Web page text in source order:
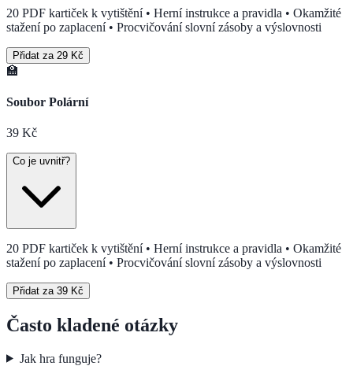
20 PDF kartiček k vytištění • Herní instrukce a pravidla • Okamžité
stažení po zaplacení • Procvičování slovní zásoby a výslovnosti
Přidat za 29 Kč
🏫
Soubor Polární
39 Kč
Co je uvnitř?
20 PDF kartiček k vytištění • Herní instrukce a pravidla • Okamžité
stažení po zaplacení • Procvičování slovní zásoby a výslovnosti
Přidat za 39 Kč
Často kladené otázky
Jak hra funguje?